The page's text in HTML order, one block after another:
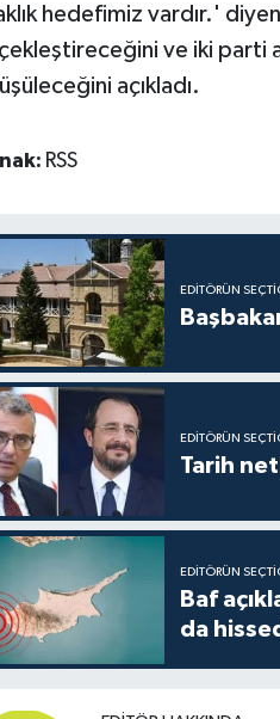
hedefimiz vardır.'
ve iki parti
açıkladı.
RSS
EDITÖRÜN
EDITÖRÜN
Tarih
EDITÖRÜN
Baf
da